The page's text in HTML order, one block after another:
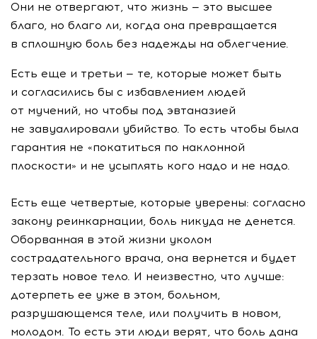
Они не отвергают, что жизнь — это высшее
благо, но благо ли, когда она превращается
в сплошную боль без надежды на облегчение.
Есть еще и третьи — те, которые может быть
и согласились бы с избавлением людей
от мучений, но чтобы под эвтаназией
не завуалировали убийство. То есть чтобы была
гарантия не «покатиться по наклонной
плоскости» и не усыплять кого надо и не надо.
Есть еще четвертые, которые уверены: согласно
закону реинкарнации, боль никуда не денется.
Оборванная в этой жизни уколом
сострадательного врача, она вернется и будет
терзать новое тело. И неизвестно, что лучше:
дотерпеть ее уже в этом, больном,
разрушающемся теле, или получить в новом,
молодом. То есть эти люди верят, что боль дана